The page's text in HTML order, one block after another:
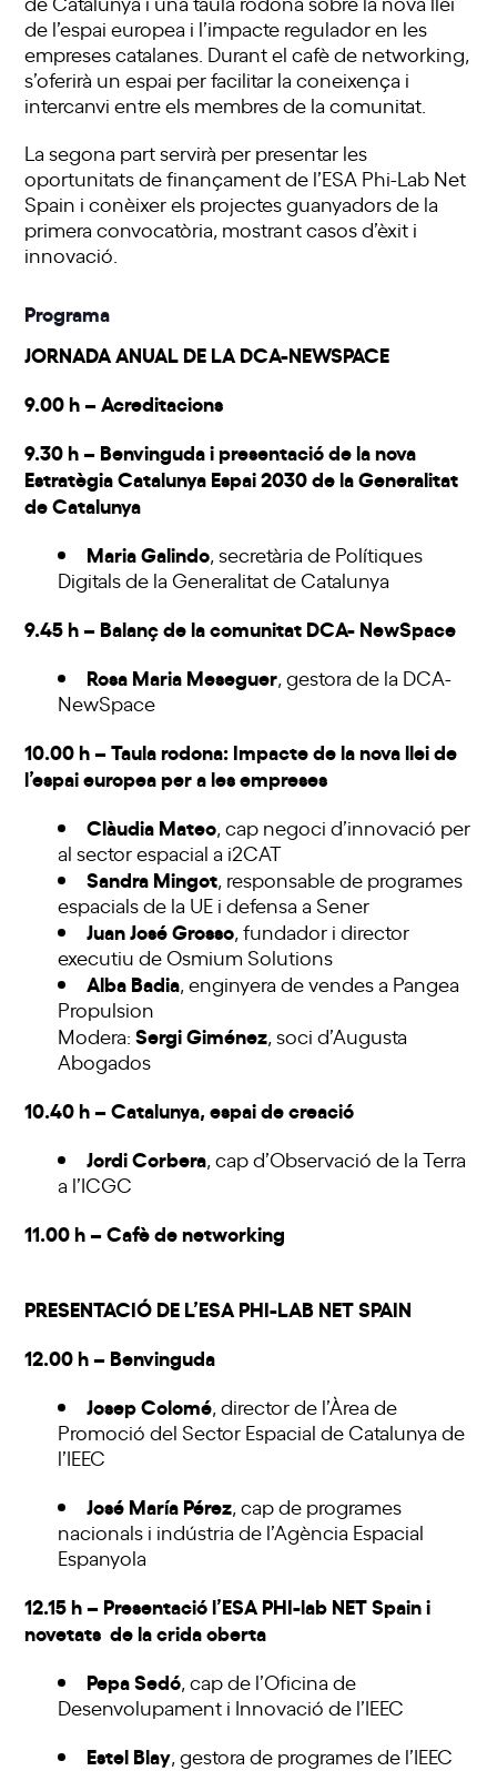
de l’espai europea i l’impacte regulador en les
empreses catalanes. Durant el cafè de networking,
s’oferirà un espai per facilitar la coneixença i
intercanvi entre els membres de la comunitat.
La segona part servirà per presentar les
oportunitats de finançament de l’ESA Phi-Lab Net
Spain i conèixer els projectes guanyadors de la
primera convocatòria, mostrant casos d’èxit i
innovació.
Programa
JORNADA ANUAL DE LA DCA-NEWSPACE
9.00 h – Acreditacions
9.30 h – Benvinguda i presentació de la nova
Estratègia Catalunya Espai 2030 de la Generalitat
de Catalunya
Maria Galindo , secretària de Polítiques
Digitals de la Generalitat de Catalunya
9.45 h – Balanç de la comunitat DCA- NewSpace
Rosa Maria Meseguer , gestora de la DCA-
NewSpace
10.00 h – Taula rodona: Impacte de la nova llei de
l’espai europea per a les empreses
Clàudia Mateo , cap negoci d’innovació per
al sector espacial a i2CAT
Sandra Mingot , responsable de programes
espacials de la UE i defensa a Sener
Juan José Grosso , fundador i director
executiu de Osmium Solutions
Alba Badia , enginyera de vendes a Pangea
Propulsion
Modera:Sergi Giménez , soci d’Augusta
Abogados
10.40 h – Catalunya, espai de creació
Jordi Corbera , cap d’Observació de la Terra
a l’ICGC
11.00 h – Cafè de networking
PRESENTACIÓ DE L’ESA PHI-LAB NET SPAIN
12.00 h – Benvinguda
Josep Colomé , director de l’Àrea de
Promoció del Sector Espacial de Catalunya de
l’IEEC
José María Pérez , cap de programes
nacionals i indústria de l’Agència Espacial
Espanyola
12.15 h – Presentació l’ESA PHI-lab NET Spain i
novetats de la crida oberta
Pepa Sedó , cap de l’Oficina de
Desenvolupament i Innovació de l’IEEC
Estel Blay , gestora de programes de l’IEEC